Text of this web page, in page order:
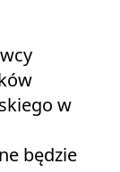
w
będzie